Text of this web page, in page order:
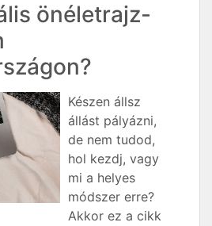
önéletrajz-
Készen állsz
állást pályázni,
de nem tudod,
hol kezdj, vagy
mi a helyes
módszer erre?
Akkor ez a cikk